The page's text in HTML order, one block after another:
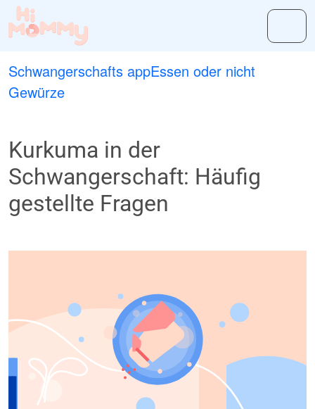
Schwangerschafts appEssen oder nicht
Gewürze
Kurkuma in der
Schwangerschaft: Häufig
gestellte Fragen